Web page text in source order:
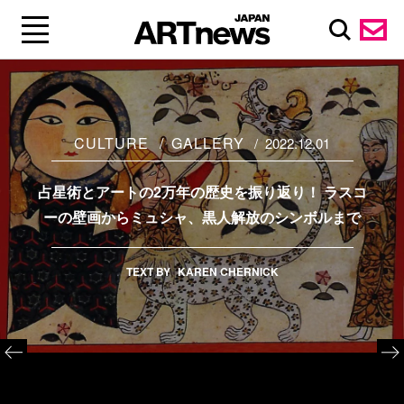
CULTURE GALLERY 2022.12.01
占星術とアートの2万年の歴史を振り返り！ ラスコ
ーの壁画からミュシャ、黒人解放のシンボルまで
TEXT BY KAREN CHERNICK